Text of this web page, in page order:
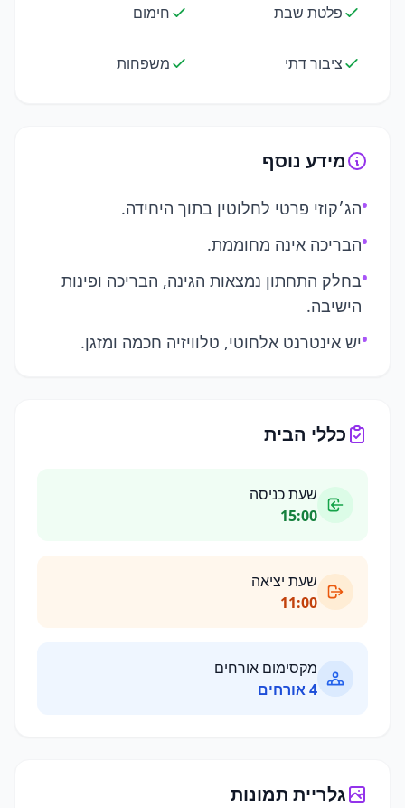
פלטת שבת חימום
ציבור דתי משפחות
מידע נוסף
•הג׳קוזי פרטי לחלוטין בתוך היחידה.
•הבריכה אינה מחוממת.
•בחלק התחתון נמצאות הגינה, הבריכה ופינות
הישיבה.
•יש אינטרנט אלחוטי, טלוויזיה חכמה ומזגן.
כללי הבית
שעת כניסה
15:00
שעת יציאה
11:00
מקסימום אורחים
4אורחים
גלריית תמונות